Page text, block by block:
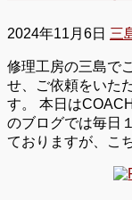
2024年11月6日 三
修理工房の三島で
せ、ご依頼をいた
す。 本日は
のブログでは毎日
ておりますが、こ